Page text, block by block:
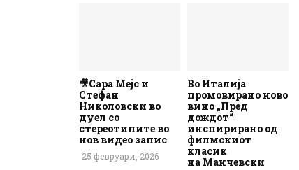
🎥Сара Мејс и
Стефан
Николовски во
дуел со
стереотипите во
нов видео запис
25 февруари, 2026
Во Италија
промовирано ново
вино „Пред
дождот“
инспирирано од
филмскиот
класик
на Манчевски